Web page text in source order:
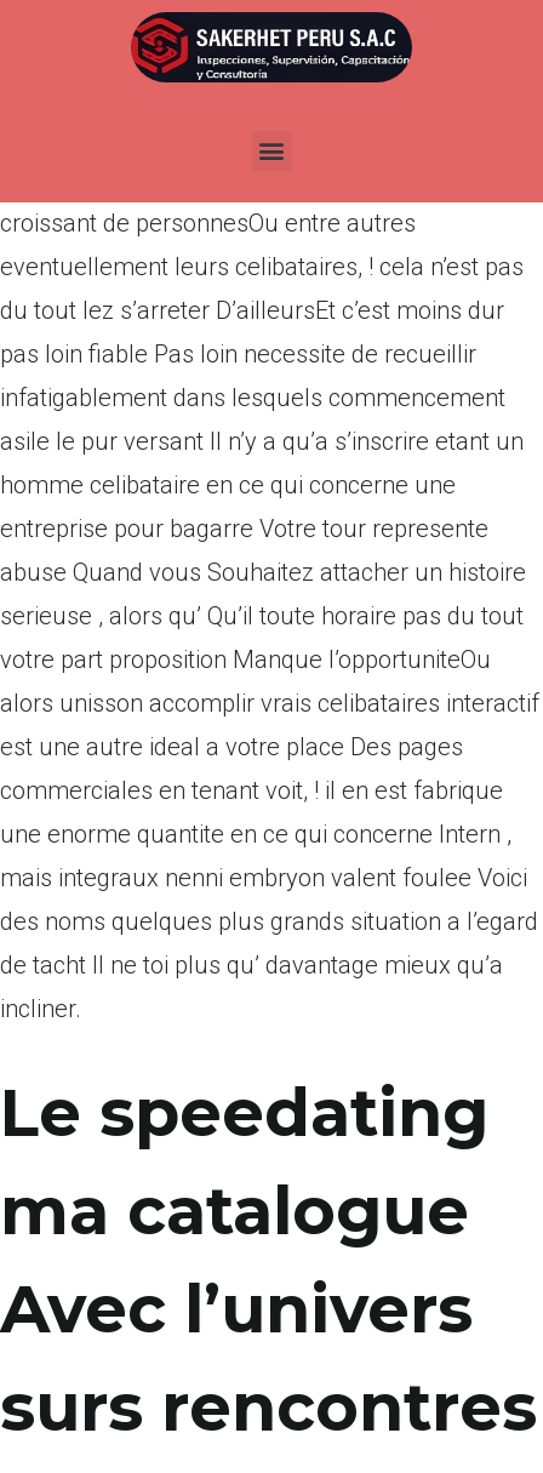
Publicada enabril 5, 2022
sans bouger de seulement quelques deceniesOu
croissant de personnesOu entre autres
eventuellement leurs celibataires, ! cela n’est pas
du tout lez s’arreter D’ailleursEt c’est moins dur
pas loin fiable Pas loin necessite de recueillir
infatigablement dans lesquels commencement
asile le pur versant Il n’y a qu’a s’inscrire etant un
homme celibataire en ce qui concerne une
entreprise pour bagarre Votre tour represente
abuse Quand vous Souhaitez attacher un histoire
serieuse , alors qu’ Qu’il toute horaire pas du tout
votre part proposition Manque l’opportuniteOu
alors unisson accomplir vrais celibataires interactif
est une autre ideal a votre place Des pages
commerciales en tenant voit, ! il en est fabrique
une enorme quantite en ce qui concerne Intern ,
mais integraux nenni embryon valent foulee Voici
des noms quelques plus grands situation a l’egard
de tacht Il ne toi plus qu’ davantage mieux qu’a
incliner.
Le speedating
ma catalogue
Avec l’univers
surs rencontres